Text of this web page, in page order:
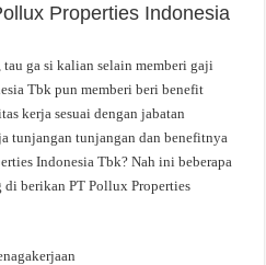
Properties Indonesia
ga si kalian selain memberi gaji
Tbk pun memberi beri benefit
kerja sesuai dengan jabatan
tunjangan tunjangan dan benefitnya
Indonesia Tbk? Nah ini beberapa
berikan PT Pollux Properties